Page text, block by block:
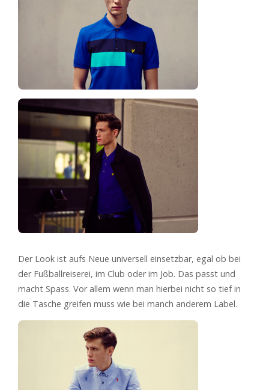
Der Look ist aufs Neue universell einsetzbar, egal ob bei
der Fußballreiserei, im Club oder im Job. Das passt und
macht Spass. Vor allem wenn man hierbei nicht so tief in
die Tasche greifen muss wie bei manch anderem Label.